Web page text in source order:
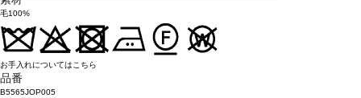
毛100%
お手入れについてはこちら
品番
B5565JOP005